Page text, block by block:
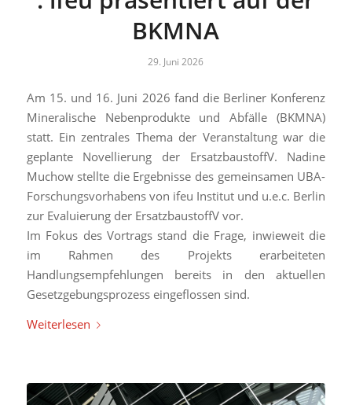
BKMNA
29. Juni 2026
Am 15. und 16. Juni 2026 fand die Berliner Konferenz
Mineralische Nebenprodukte und Abfälle (BKMNA)
statt. Ein zentrales Thema der Veranstaltung war die
geplante Novellierung der ErsatzbaustoffV. Nadine
Muchow stellte die Ergebnisse des gemeinsamen UBA-
Forschungsvorhabens von ifeu Institut und u.e.c. Berlin
zur Evaluierung der ErsatzbaustoffV vor.
Im Fokus des Vortrags stand die Frage, inwieweit die
im Rahmen des Projekts erarbeiteten
Handlungsempfehlungen bereits in den aktuellen
Gesetzgebungsprozess eingeflossen sind.
Weiterlesen